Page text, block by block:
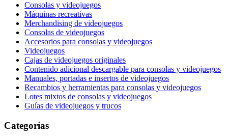
Consolas y videojuegos
Máquinas recreativas
Merchandising de videojuegos
Consolas de videojuegos
Accesorios para consolas y videojuegos
Videojuegos
Cajas de videojuegos originales
Contenido adicional descargable para consolas y videojuegos
Manuales, portadas e insertos de videojuegos
Recambios y herramientas para consolas y videojuegos
Lotes mixtos de consolas y videojuegos
Guías de videojuegos y trucos
Categorías